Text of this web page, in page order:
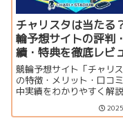
チャリスタは当たる
輪予想サイトの評判
績・特典を徹底レビ
競輪予想サイト「チャリス
の特徴・メリット・口コ
中実績をわかりやすく解
料予想や1万円分のポイン
もあり、初心者にもおす